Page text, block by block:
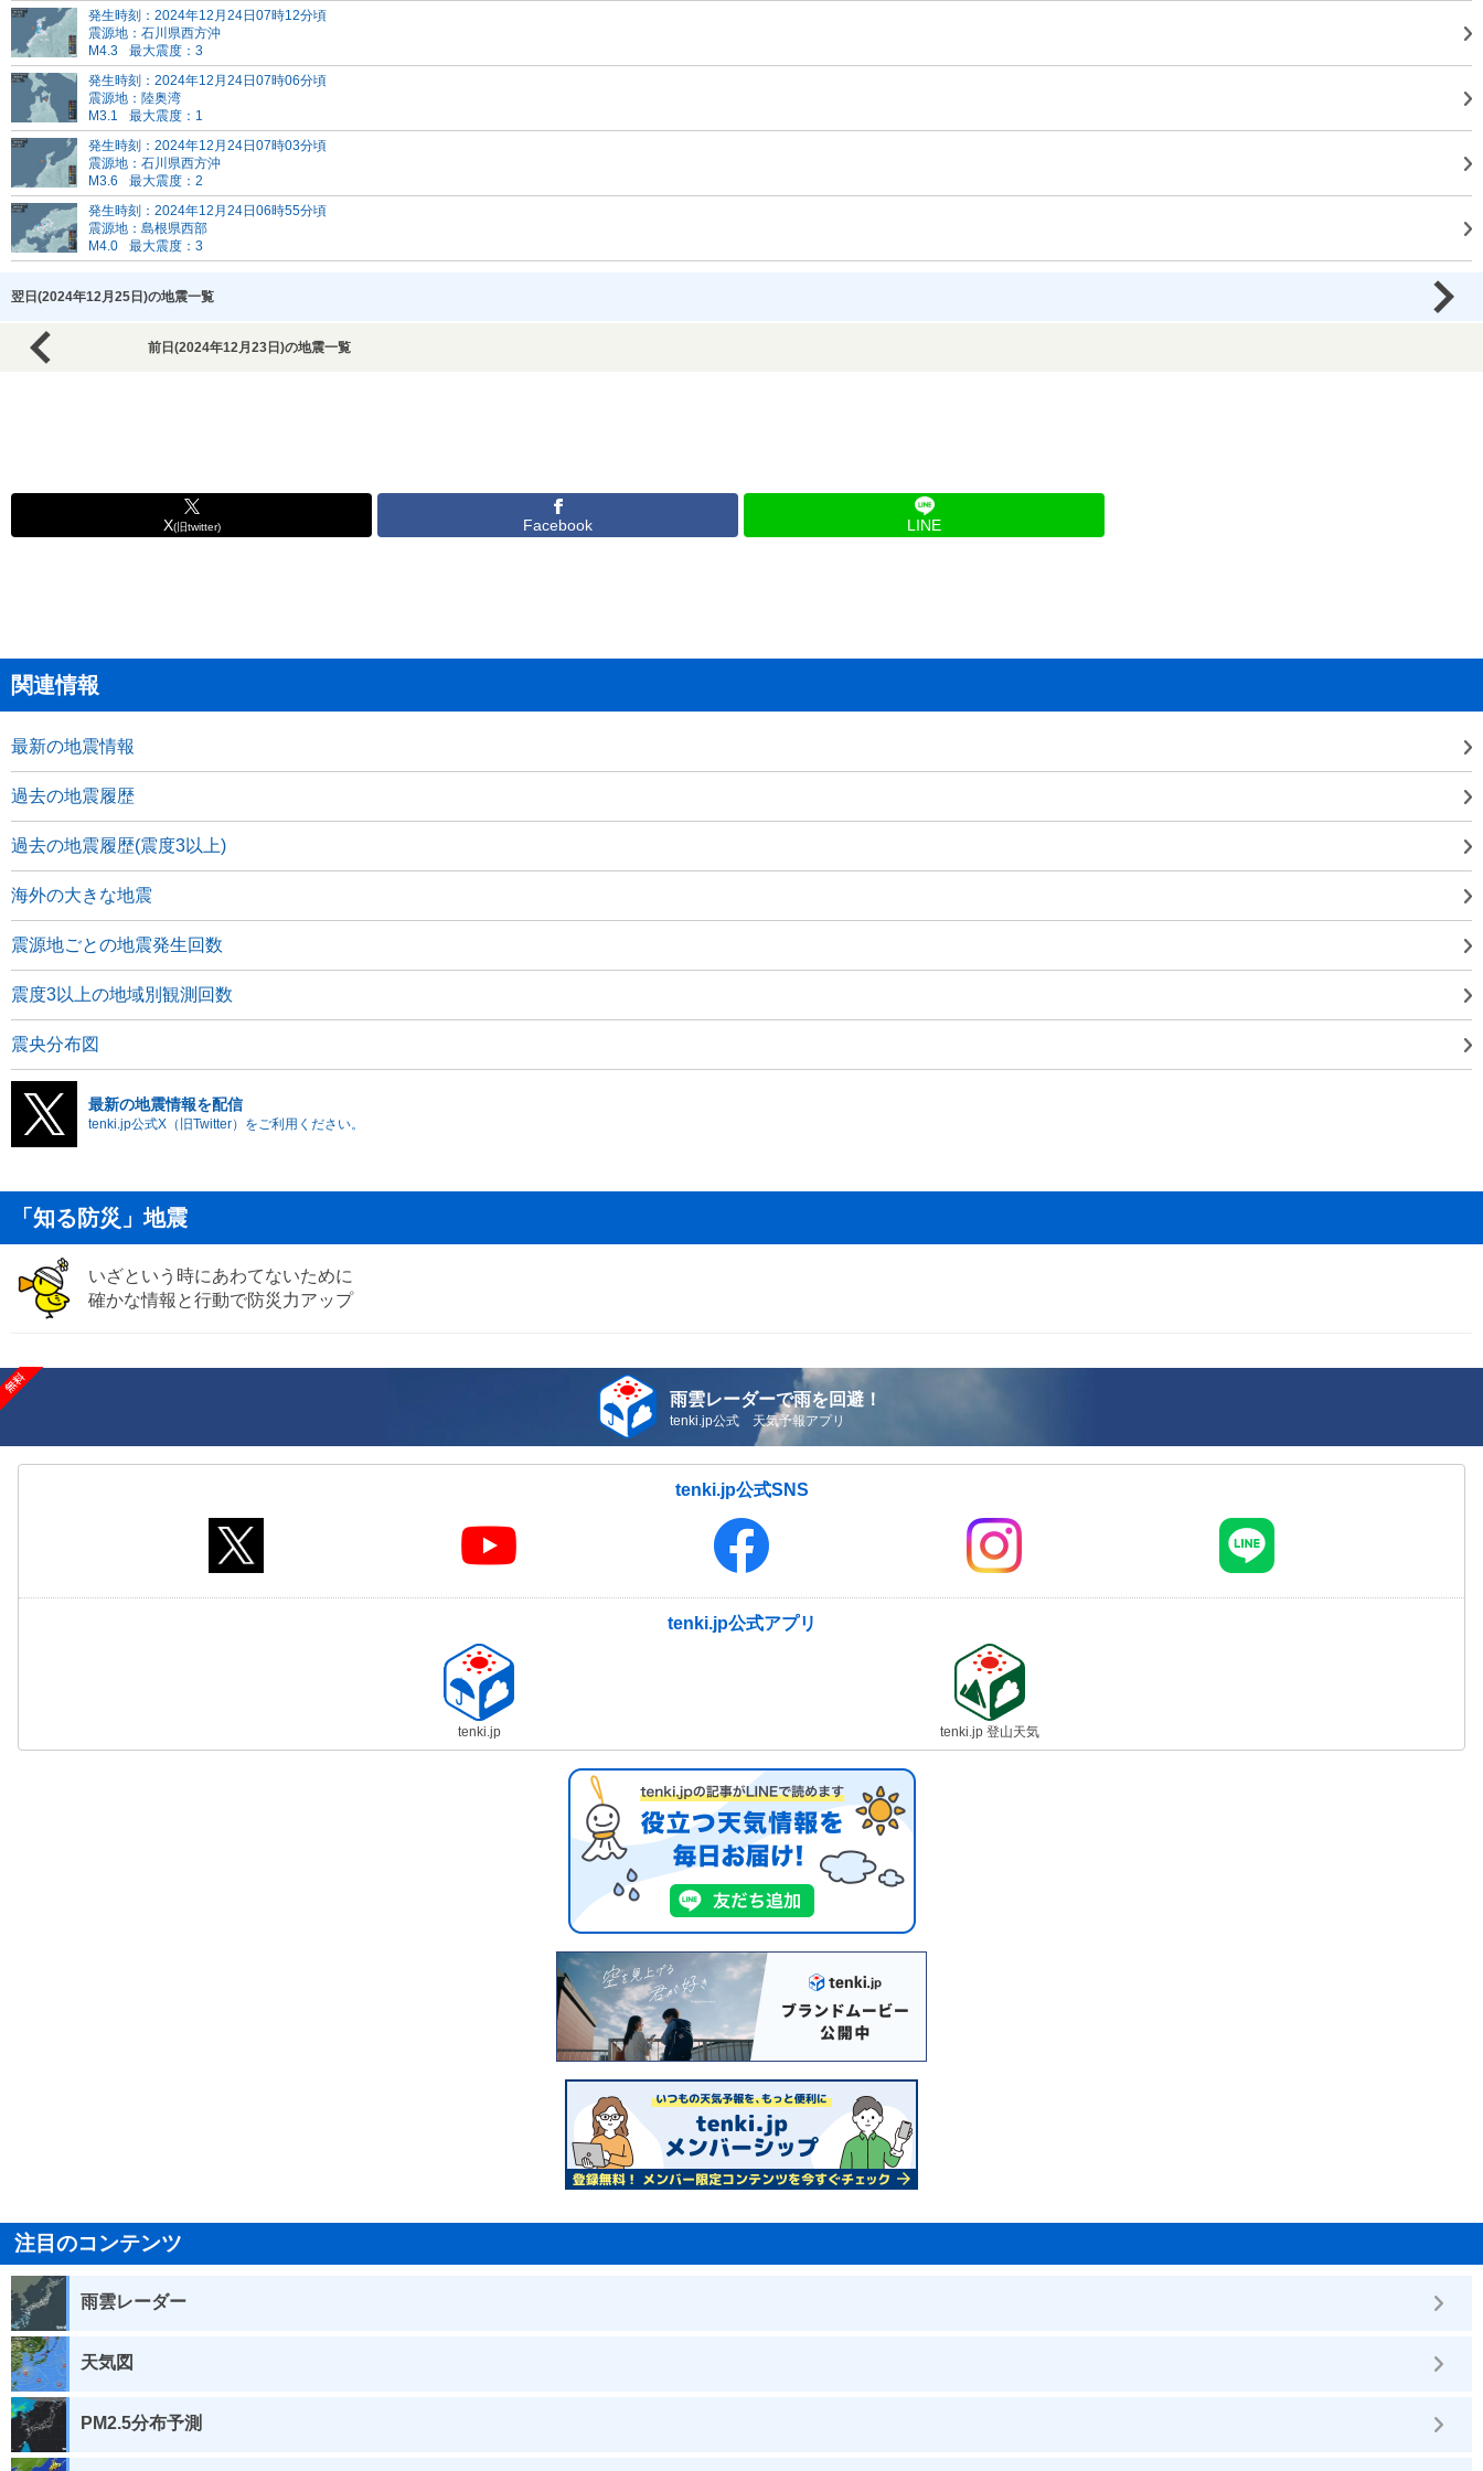
発生時刻：2024年12月24日07時12分頃
震源地：石川県西方沖
M4.3
最大震度：3
発生時刻：2024年12月24日07時06分頃
震源地：陸奥湾
M3.1
最大震度：1
発生時刻：2024年12月24日07時03分頃
震源地：石川県西方沖
M3.6
最大震度：2
発生時刻：2024年12月24日06時55分頃
震源地：島根県西部
M4.0
最大震度：3
翌日(2024年12月25日)の地震一覧
前日(2024年12月23日)の地震一覧
X(旧twitter) Facebook LINE
関連情報
最新の地震情報
過去の地震履歴
過去の地震履歴(震度3以上)
海外の大きな地震
震源地ごとの地震発生回数
震度3以上の地域別観測回数
震央分布図
最新の地震情報を配信
tenki.jp公式X（旧Twitter）をご利用ください。
「知る防災」地震
いざという時にあわてないために
確かな情報と行動で防災力アップ
雨雲レーダーで雨を回避！
tenki.jp公式 天気予報アプリ
tenki.jp公式SNS
tenki.jp公式アプリ
tenki.jp tenki.jp 登山天気
注目のコンテンツ
雨雲レーダー
天気図
PM2.5分布予測